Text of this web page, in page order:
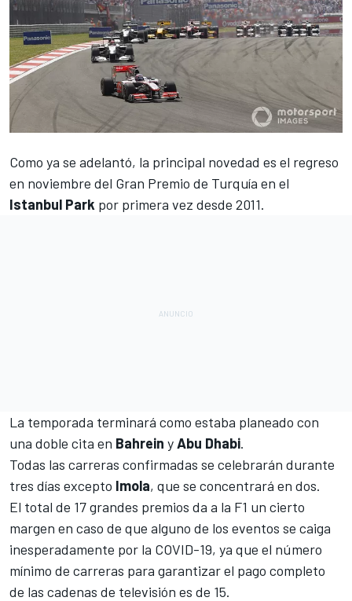
Como ya se adelantó, la principal novedad es el regreso
en noviembre del Gran Premio de Turquía en el
Istanbul Park por primera vez desde 2011.
La temporada terminará como estaba planeado con
una doble cita en Bahrein yAbu Dhabi.
Todas las carreras confirmadas se celebrarán durante
tres días excepto Imola, que se concentrará en dos.
El total de 17 grandes premios da a la F1 un cierto
margen en caso de que alguno de los eventos se caiga
inesperadamente por la COVID-19, ya que el número
mínimo de carreras para garantizar el pago completo
de las cadenas de televisión es de 15.